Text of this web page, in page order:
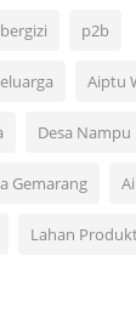
p2b
Aiptu
Desa Nampu
Gemarang
Lahan